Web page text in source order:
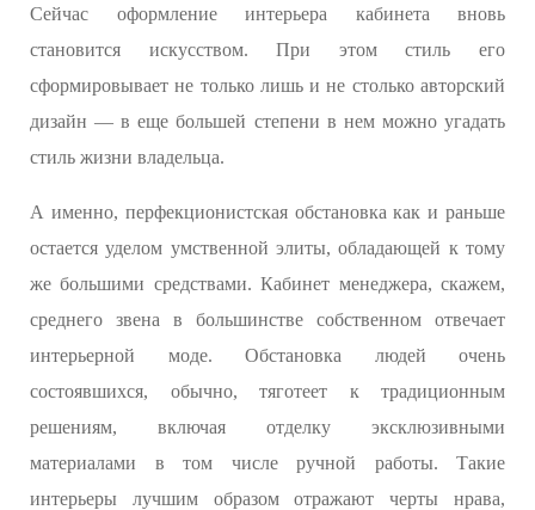
Сейчас оформление интерьера кабинета вновь
становится искусством. При этом стиль его
сформировывает не только лишь и не столько авторский
дизайн — в еще большей степени в нем можно угадать
стиль жизни владельца.
А именно, перфекционистская обстановка как и раньше
остается уделом умственной элиты, обладающей к тому
же большими средствами. Кабинет менеджера, скажем,
среднего звена в большинстве собственном отвечает
интерьерной моде. Обстановка людей очень
состоявшихся, обычно, тяготеет к традиционным
решениям, включая отделку эксклюзивными
материалами в том числе ручной работы. Такие
интерьеры лучшим образом отражают черты нрава,